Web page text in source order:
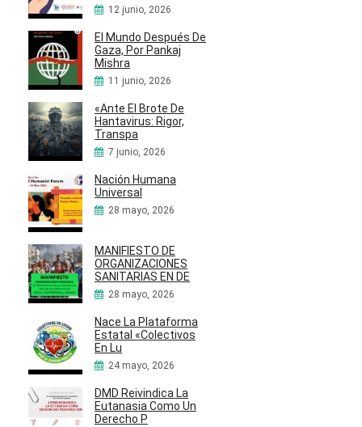
12 junio, 2026
El Mundo Después De
Gaza, Por Pankaj
Mishra
11 junio, 2026
«Ante El Brote De
Hantavirus: Rigor,
Transpa
7 junio, 2026
Nación Humana
Universal
28 mayo, 2026
MANIFIESTO DE
ORGANIZACIONES
SANITARIAS EN DE
28 mayo, 2026
Nace La Plataforma
Estatal «Colectivos
En Lu
24 mayo, 2026
DMD Reivindica La
Eutanasia Como Un
Derecho P